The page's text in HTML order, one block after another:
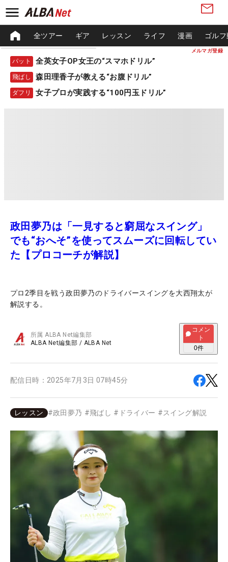
メルマガ登録
全ツアー ギア レッスン ライフ 漫画 ゴル
パット 全英女子OP女王の“スマホドリル”
飛ばし 森田理香子が教える“お腹ドリル”
ダフリ 女子プロが実践する“100円玉ドリル”
政田夢乃は「一見すると窮屈なスイング」
でも“おへそ”を使ってスムーズに回転してい
た【プロコーチが解説】
プロ2季目を戦う政田夢乃のドライバースイングを大西翔太が
解説する。
所属ALBA Net編集部
ALBA Net編集部 / ALBA Net
コメン
ト
0件
配信日時： 2025年7月3日 07時45分
レッスン #政田夢乃 #飛ばし # ドライバー #スイング解説